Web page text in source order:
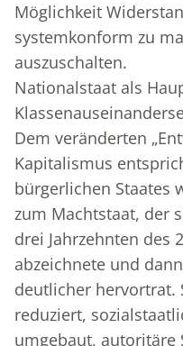
Möglichkeit
systemkonform zu
auszuschalten.
Nationalstaat als
Dem veränderten
Kapitalismus
bürgerlichen Staates
zum Machtstaat, der
drei Jahrzehnten des
abzeichnete und
deutlicher hervortrat.
reduziert,
umgebaut, autoritäre